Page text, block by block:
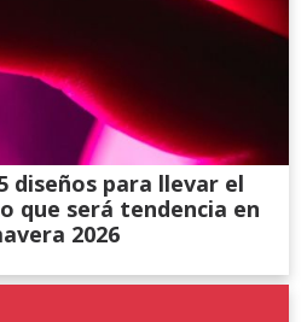
diseños para llevar el
que será tendencia en
2026